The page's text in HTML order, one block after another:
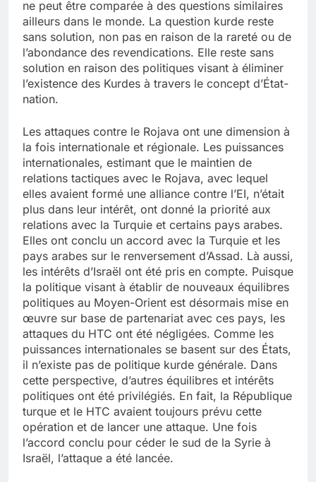
ne peut être comparée à des questions similaires
ailleurs dans le monde. La question kurde reste
sans solution, non pas en raison de la rareté ou de
l’abondance des revendications. Elle reste sans
solution en raison des politiques visant à éliminer
l’existence des Kurdes à travers le concept d’État-
nation.
Les attaques contre le Rojava ont une dimension à
la fois internationale et régionale. Les puissances
internationales, estimant que le maintien de
relations tactiques avec le Rojava, avec lequel
elles avaient formé une alliance contre l’EI, n’était
plus dans leur intérêt, ont donné la priorité aux
relations avec la Turquie et certains pays arabes.
Elles ont conclu un accord avec la Turquie et les
pays arabes sur le renversement d’Assad. Là aussi,
les intérêts d’Israël ont été pris en compte. Puisque
la politique visant à établir de nouveaux équilibres
politiques au Moyen-Orient est désormais mise en
œuvre sur base de partenariat avec ces pays, les
attaques du HTC ont été négligées. Comme les
puissances internationales se basent sur des États,
il n’existe pas de politique kurde générale. Dans
cette perspective, d’autres équilibres et intérêts
politiques ont été privilégiés. En fait, la République
turque et le HTC avaient toujours prévu cette
opération et de lancer une attaque. Une fois
l’accord conclu pour céder le sud de la Syrie à
Israël, l’attaque a été lancée.